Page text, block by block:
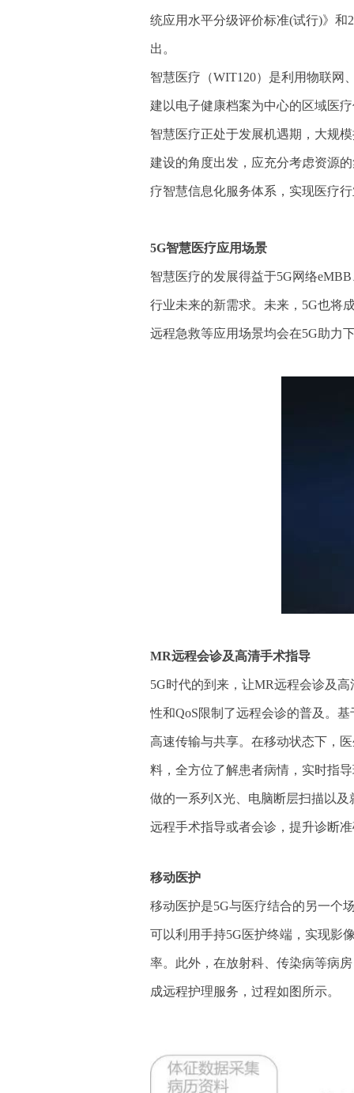
统应用水平分级评价标准(试行)》和
出。
智慧医疗（WIT120）是利用物联网
建以电子健康档案为中心的区域医
智慧医疗正处于发展机遇期，大规
建设的角度出发，应充分考虑资源
疗智慧信息化服务体系，实现医疗
5G智慧医疗应用场景
智慧医疗的发展得益于5G网络
行业未来的新需求。未来，5G也将
远程急救等应用场景均会在5G助力
MR远程会诊及高清手术指导
5G时代的到来 ，让MR远程会诊及
性和QoS限制了远程会诊的普及。
高速传输与共享。在移动状态下，
料，全方位了解患者病情，实时指
做的一系列X光、电脑断层扫描以
远程手术指导或者会诊，提升诊断
移动医护
移动医护是5G与医疗结合的另一个
可以利用手持5G医护终端，实现影
率。此外，在放射科、传染病等病
成远程护理服务，过程如图所示。